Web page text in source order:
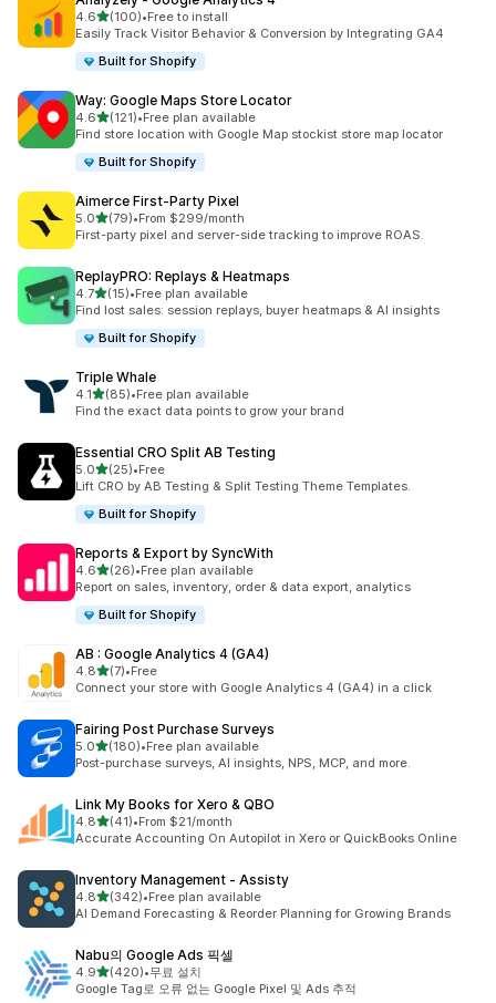
4.6별 5개 중
(100)
총 리뷰 100개
•Free to install
Easily Track Visitor Behavior & Conversion by Integrating GA4
Built for Shopify
Way: Google Maps Store Locator
4.6별 5개 중
(121)
총 리뷰 121개
•Free plan available
Find store location with Google Map stockist store map locator
Built for Shopify
Aimerce First‑Party Pixel
5.0별 5개 중
(79)
총 리뷰 79개
•From $299/month
First-party pixel and server-side tracking to improve ROAS.
ReplayPRO: Replays & Heatmaps
4.7별 5개 중
(15)
총 리뷰 15개
•Free plan available
Find lost sales: session replays, buyer heatmaps & AI insights
Built for Shopify
Triple Whale
4.1별 5개 중
(85)
총 리뷰 85개
•Free plan available
Find the exact data points to grow your brand
Essential CRO Split AB Testing
5.0별 5개 중
(25)
총 리뷰 25개
•Free
Lift CRO by AB Testing & Split Testing Theme Templates.
Built for Shopify
Reports & Export by SyncWith
4.6별 5개 중
(26)
총 리뷰 26개
•Free plan available
Report on sales, inventory, order & data export, analytics
Built for Shopify
AB : Google Analytics 4 (GA4)
4.8별 5개 중
(7)
총 리뷰 7개
•Free
Connect your store with Google Analytics 4 (GA4) in a click
Fairing Post Purchase Surveys
5.0별 5개 중
(180)
총 리뷰 180개
•Free plan available
Post-purchase surveys, AI insights, NPS, MCP, and more.
Link My Books for Xero & QBO
4.8별 5개 중
(41)
총 리뷰 41개
•From $21/month
Accurate Accounting On Autopilot in Xero or QuickBooks Online
Inventory Management ‑ Assisty
4.8별 5개 중
(342)
총 리뷰 342개
•Free plan available
AI Demand Forecasting & Reorder Planning for Growing Brands
Nabu의 Google Ads 픽셀
4.9별 5개 중
(420)
총 리뷰 420개
•무료 설치
Google Tag로 오류 없는 Google Pixel 및 Ads 추적